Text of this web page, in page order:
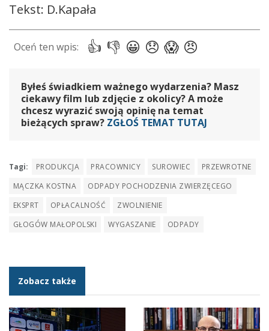
Tekst: D.Kapała
Byłeś świadkiem ważnego wydarzenia? Masz
ciekawy film lub zdjęcie z okolicy? A może
chcesz wyrazić swoją opinię na temat
bieżących spraw? ZGŁOŚ TEMAT TUTAJ
Tagi: PRODUKCJA PRACOWNICY SUROWIEC
PRZEWROTNE
MĄCZKA KOSTNA
ODPADY POCHODZENIA ZWIERZĘCEGO
EKSPRT
OPŁACALNOŚĆ
ZWOLNIENIE
GŁOGÓW MAŁOPOLSKI
WYGASZANIE ODPADY
Zobacz także